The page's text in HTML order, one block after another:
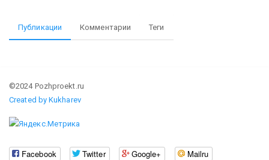
Публикации Комментарии Теги
©2024 Pozhproekt.ru
Created by Kukharev
Facebook Twitter Google+
Mailru